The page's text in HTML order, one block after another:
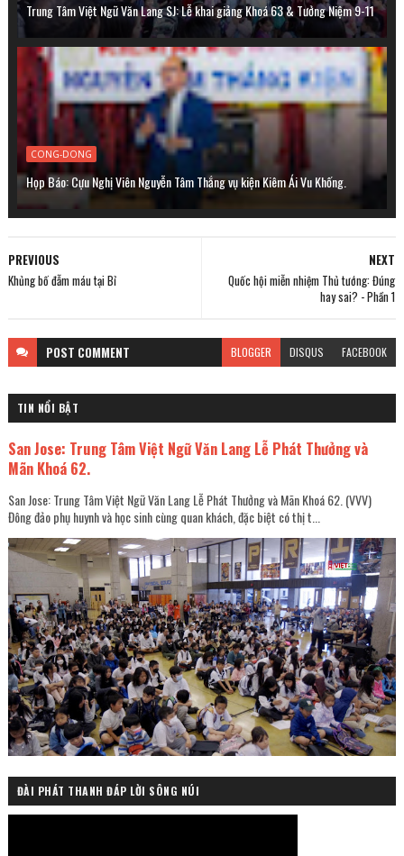
Trung Tâm Việt Ngữ Văn Lang SJ: Lễ khai giảng Khoá 63 & Tưởng Niệm 9-11
CONG-DONG
Họp Báo: Cựu Nghị Viên Nguyễn Tâm Thắng vụ kiện Kiêm Ái Vu Khống.
NEXT
Quốc hội miễn nhiệm Thủ tướng: Đúng
hay sai? - Phần 1
PREVIOUS
Khủng bố đẫm máu tại Bỉ
POST COMMENT BLOGGER DISQUS FACEBOOK
TIN NỔI BẬT
San Jose: Trung Tâm Việt Ngữ Văn Lang Lễ Phát Thưởng và
Mãn Khoá 62.
San Jose: Trung Tâm Việt Ngữ Văn Lang Lễ Phát Thưởng và Mãn Khoá 62. (VVV)
Đông đảo phụ huynh và học sinh cùng quan khách, đặc biệt có thị t...
ĐÀI PHÁT THANH ĐÁP LỜI SÔNG NÚI